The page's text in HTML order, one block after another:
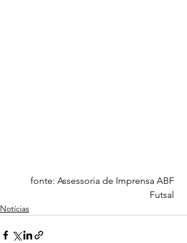
fonte: Assessoria de Imprensa ABF
Futsal
Notícias